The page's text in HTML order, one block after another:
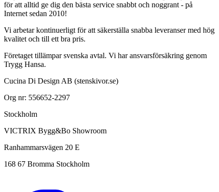
för att alltid ge dig den bästa service snabbt och noggrant - på
Internet sedan 2010!
Vi arbetar kontinuerligt för att säkerställa snabba leveranser med hög
kvalitet och till ett bra pris.
Företaget tillämpar svenska avtal. Vi har ansvarsförsäkring genom
Trygg Hansa.
Cucina Di Design AB (stenskivor.se)
Org nr: 556652-2297
Stockholm
VICTRIX Bygg&Bo Showroom
Ranhammarsvägen 20 E
168 67 Bromma Stockholm